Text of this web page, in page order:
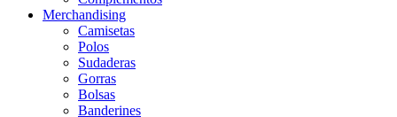
Merchandising
Camisetas
Polos
Sudaderas
Gorras
Bolsas
Banderines